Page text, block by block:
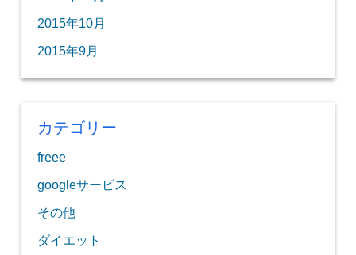
2015年10月
2015年9月
カテゴリー
freee
googleサービス
その他
ダイエット